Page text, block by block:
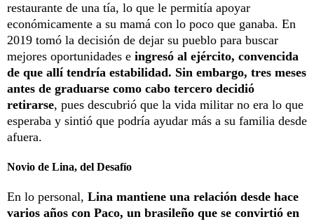
restaurante de una tía, lo que le permitía apoyar
económicamente a su mamá con lo poco que ganaba. En
2019 tomó la decisión de dejar su pueblo para buscar
mejores oportunidades e ingresó al ejército, convencida
de que allí tendría estabilidad. Sin embargo, tres meses
antes de graduarse como cabo tercero decidió
retirarse, pues descubrió que la vida militar no era lo que
esperaba y sintió que podría ayudar más a su familia desde
afuera.
Novio de Lina, del Desafío
En lo personal, Lina mantiene una relación desde hace
varios años con Paco, un brasileño que se convirtió en